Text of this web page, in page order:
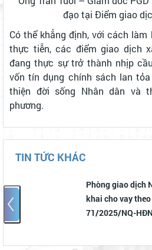
đạo tại Điểm
Có thể khẳng định, với cách
thực tiễn, các điểm giao dịch
đang thực sự trở thành nhịp
vốn tín dụng chính sách lan
thiện đời sống Nhân dân và
phương.
TIN TỨC KHÁC
Phòng giao dịch
khai cho vay
71/2025/NQ-